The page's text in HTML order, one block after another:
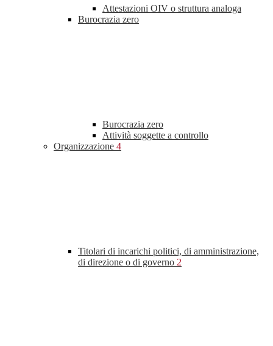
Attestazioni OIV o struttura analoga
Burocrazia zero
Burocrazia zero
Attività soggette a controllo
Organizzazione 4
Titolari di incarichi politici, di amministrazione,
di direzione o di governo 2